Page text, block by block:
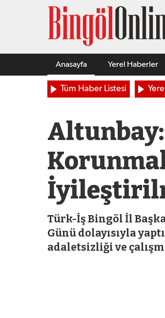
Anasayfa Yerel Haberler
Tüm Haber Listesi
Türk-İş Bingöl İl
Günü dolayısıyla
adaletsizliği ve